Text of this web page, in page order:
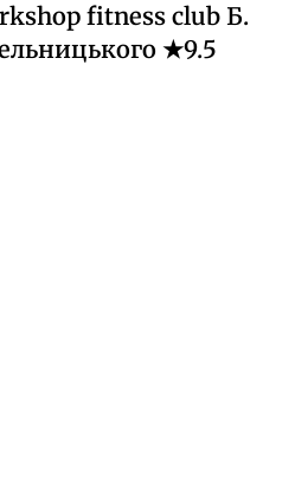
fitness club Б.
★9.5